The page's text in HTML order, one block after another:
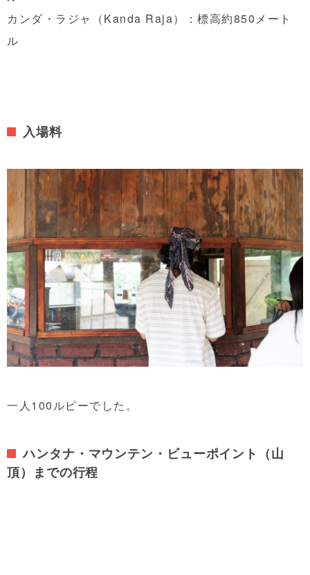
カンダ・ラジャ（Kanda Raja）：標高約850メート
ル
入場料
一人100ルピーでした。
ハンタナ・マウンテン・ビューポイント（山
頂）までの行程